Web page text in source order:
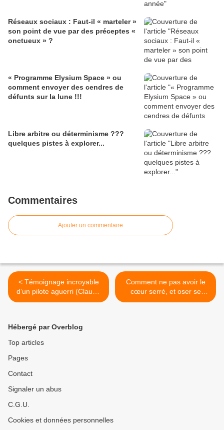
Réseaux sociaux : Faut-il « marteler »
son point de vue par des préceptes «
onctueux » ?
« Programme Elysium Space » ou
comment envoyer des cendres de
défunts sur la lune !!!
Libre arbitre ou déterminisme ???
quelques pistes à explorer...
Commentaires
Ajouter un commentaire
< Témoignage incroyable
d’un pilote aguerri (Claude
Guenette), revenu parmi
Comment ne pas avoir le
cœur serré, et oser se
plaindre de "perte de
Hébergé par Overblog
Top articles
Pages
Contact
Signaler un abus
C.G.U.
Cookies et données personnelles